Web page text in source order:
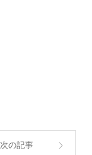
次の記事